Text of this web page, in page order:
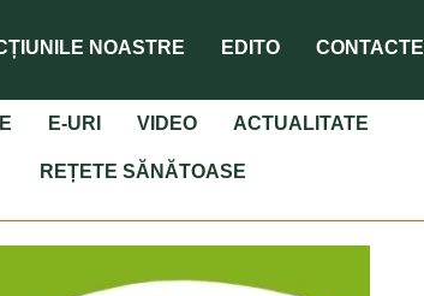
NOASTRE EDITO CONTACTE
E-URI VIDEO ACTUALITATE
REȚETE SĂNĂTOASE